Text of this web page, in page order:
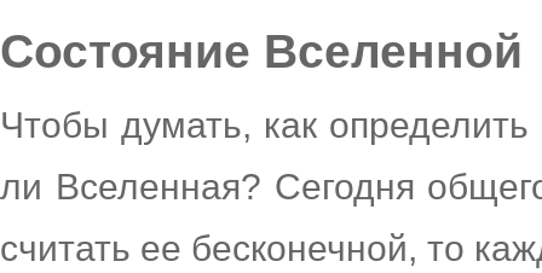
Состояние Вселенной
Чтобы думать, как
ли Вселенная? Сегодня
считать ее бесконечной, то